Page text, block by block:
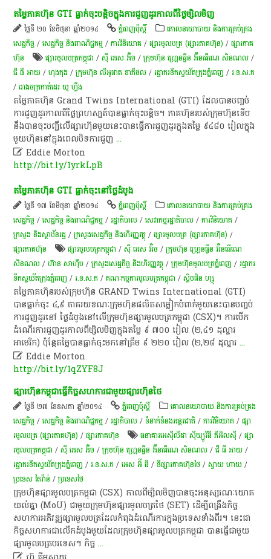
តម្លៃ​ភាគ​ហ៊ុន GTI ធ្លាក់​ចុះ​បន្តិច​ក្នុង​ការ​ជួញ​ដូរ​កាល​ពី​ថ្ងៃ​ម្សិលមិញ
ថ្ងៃទី ២០ ខែមិថុនា ឆ្នាំ២០១៤ ភ្នំពេញប៉ុស្តិ៍
គោលនយោបាយ និងការគ្រប់គ្រង
សេដ្ឋកិច្ច /សេដ្ឋកិច្ច និងពាណិជ្ជកម្ម /ការវិនិយោគ /ផ្សារមូលបត្រ (ផ្សារភាគហ៊ុន) /ផ្សារភាគ
ហ៊ុន
ផ្សារមូលបត្រកម្ពុជា /ស៊ី អេស​ អ៊ិច /ក្រុមហ៊ុន ហ្រ្គេនធ្វីន អ៊ីនធើណេ សិនណល /
ជី ធី អាយ /ហុងកុង /ក្រុមហ៊ុន លីអូផាត ខាភីថល /រដ្ឋា​ករទឹកស្វយ័តក្រុងភ្នំពេញ /រ.ទ.ស.ភ
/រោងចក្រកាត់ដេរ យូ ហ្វឹង
តម្លៃ​ភាគ​ហ៊ុន Grand Twins International (GTI) ដែល​បាន​បញ្ចប់​
ការ​ជួញ​ដូរ​កាល​ពី​ថ្ងៃ​ព្រហស្បត៍​បាន​ធ្លាក់​ចុះ​បន្តិច។ ភាគ​ហ៊ុន​របស់​ក្រុមហ៊ុន​ទើប​
នឹង​បាន​ចុះ​បញ្ជី​លើ​ផ្សារ​ហ៊ុន​មួយ​នេះ​បាន​ធ្វើ​ការ​ជួញ​ដូរ​ក្នុង​តម្លៃ ៩៤៨០ រៀល​ក្នុង​
មួយ​ហ៊ុន​នៅ​ក្នុង​ពេល​បិទ​ការ​ជួញ...
 Eddie Morton
http://bit.ly/1yrkLpB
តម្លៃ​ភាគហ៊ុន​ GTI ធ្លាក់ចុះនៅថ្ងៃដំបូ​ង
ថ្ងៃទី ១៧ ខែមិថុនា ឆ្នាំ២០១៤ ភ្នំពេញប៉ុស្តិ៍
គោលនយោបាយ និងការគ្រប់គ្រង
សេដ្ឋកិច្ច /សេដ្ឋកិច្ច និងពាណិជ្ជកម្ម /រដ្ឋាភិបាល /សេវាកម្មរដ្ឋាភិបាល /ការវិនិយោគ /
ក្រសួង និងស្ថាប័នរដ្ឋ /ក្រសួងសេដ្ឋកិច្ច និងហិរញ្ញវត្ថុ /ផ្សារមូលបត្រ (ផ្សារភាគហ៊ុន) /
ផ្សារភាគហ៊ុន
ផ្សារមូលបត្រកម្ពុជា /ស៊ី អេស​ អ៊ិច /ក្រុមហ៊ុន ហ្រ្គេនធ្វីន អ៊ីនធើណេ
សិនណល /ហ៊ាន សាហ៊ីប /ក្រសួងសេដ្ឋកិច្ច និងហិរញ្ញវត្ថុ /ក្រុម​ហ៊ុន​មូល​បត្រ​ភ្នំ​ពេញ​ /រដ្ឋា​ករ
ទឹកស្វយ័តក្រុងភ្នំពេញ /រ.ទ.ស.ភ /គណៈកម្មការមូលបត្រកម្ពុជា /ស្តិបផិន ហ្សុ
តម្លៃ​ភាគ​ហ៊ុន​របស់​ក្រុមហ៊ុន GRAND Twins International (GTI)
បាន​ធ្លាក់​ចុះ ៤,៩ ភាគរយ​ខណៈ​ក្រុមហ៊ុន​ផលិត​សម្លៀក​បំពាក់​មួយ​នេះ​បាន​បញ្ចប់​
ការ​ជួញ​ដូរ​នៅ ​ថ្ងៃ​ដំបូង​នៅ​លើ​ក្រុមហ៊ុន​ផ្សារ​មូលបត្រ​កម្ពុជា (CSX)។ ការ​បើក​
ដំណើរការ​ជួញ​ដូរ​កាល​ពី​ម្សិលមិញ​ក្នុង​តម្លៃ ៩ ៧០០ រៀល (២,៤១ ដុល្លារ​
អាមេរិក) ប៉ុន្តែ​តម្លៃ​បាន​ធ្លាក់​ចុះ​មក​នៅ​ត្រឹម ៩ ២២០ រៀល (២,២៨ ដុល្លារ...
 Eddie Morton
http://bit.ly/1qZYF8J
ផ្សារ​ហ៊ុន​កម្ពុជា​ធ្វើ​កិច្ច​សហការ​ជាមួយ​ផ្សារ​ហ៊ុន​ថៃ
ថ្ងៃទី ២៧ ខែឧសភា ឆ្នាំ២០១៤ ភ្នំពេញប៉ុស្តិ៍
គោលនយោបាយ និងការគ្រប់គ្រង
សេដ្ឋកិច្ច /សេដ្ឋកិច្ច និងពាណិជ្ជកម្ម /រដ្ឋាភិបាល /ទំនាក់ទំនងអន្តរជាតិ /ការវិនិយោគ /ផ្សា
រមូលបត្រ (ផ្សារភាគហ៊ុន) /ផ្សារភាគហ៊ុន ធនាគារអេស៊ីលីដា ស៊ីឃ្យួរឹធី ភីអិលស៊ី/ផ្សា
រមូលបត្រកម្ពុជា /ស៊ី អេស​ អ៊ិច /ក្រុមហ៊ុន ហ្រ្គេនធ្វីន អ៊ីនធើណេ សិនណល /ជី ធី អាយ /
រដ្ឋា​ករទឹកស្វយ័តក្រុងភ្នំពេញ /រ.ទ.ស.ភ /អេស អ៊ី ធី /ទីផ្សារភាគហ៊ុនថៃ /ស្វាយ ហាយ /
ប្រទេស តៃវ៉ាន់ /ប្រទេសថៃ
ក្រុមហ៊ុន​ផ្សារ​មូលបត្រ​កម្ពុជា (CSX) កាល​ពី​ម្សិលមិញ​បាន​ចុះ​អនុស្សរណៈ​យោគ
យល់​គ្នា (MoU) ជាមួយ​ក្រុមហ៊ុន​ផ្សារ​មូលបត្រ​ថៃ (SET) ដើម្បី​ពង្រឹង​កិច្ច​
សហការ​អភិវឌ្ឍ​ផ្សារ​មូលបត្រ​ដែល​កំពុង​ដំណើរការ​ក្នុង​ប្រទេស​ទាំង​ពីរ។ នេះ​ជា​
កិច្ច​សហការ​ជា​លើក​ដំបូង​មួយ​ដែល​ក្រុមហ៊ុន​ផ្សារ​មូលបត្រ​កម្ពុជា បាន​ធ្វើ​ជាមួយ​
ផ្សារ​មូលបត្រ​បរទេស។ កិច្ច...
